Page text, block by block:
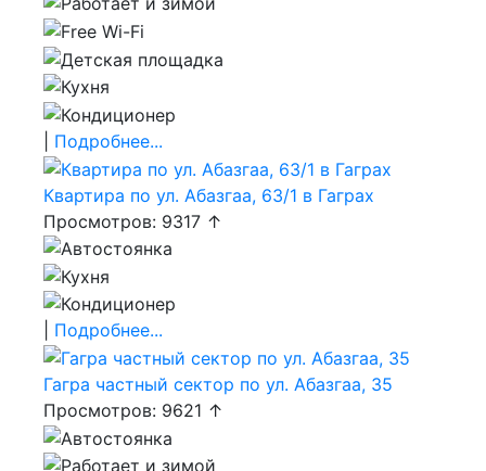
Подробнее...
Квартира по ул. Абазгаа, 63/1 в Гаграх
Просмотров: 9317 ↑
Подробнее...
Гагра частный сектор по ул. Абазгаа, 35
Просмотров: 9621 ↑